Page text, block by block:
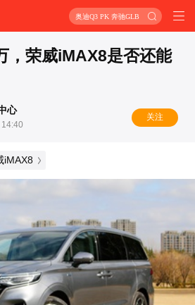
奥迪Q3 PK 奔驰GLB
，荣威iMAX8是否还能
心
关注
iMAX8